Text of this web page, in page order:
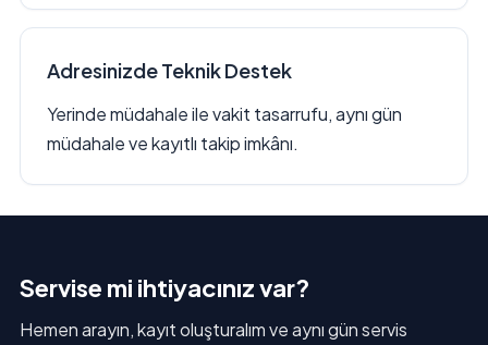
Adresinizde Teknik Destek
Yerinde müdahale ile vakit tasarrufu, aynı gün
müdahale ve kayıtlı takip imkânı.
Servise mi ihtiyacınız var?
Hemen arayın, kayıt oluşturalım ve aynı gün servis